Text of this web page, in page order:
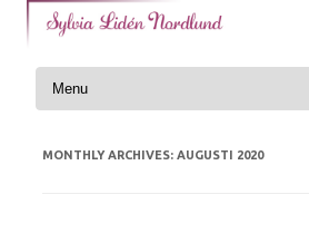
Skip to
MONTHLY ARCHIVES: AUGUSTI 2020